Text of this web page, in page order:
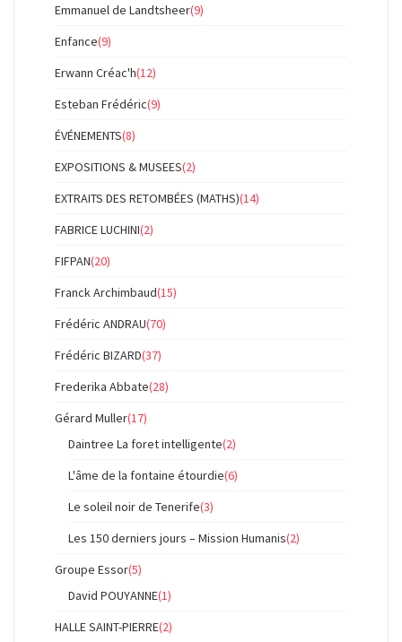
Emmanuel de Landtsheer(9)
Enfance(9)
Erwann Créac'h(12)
Esteban Frédéric(9)
ÉVÉNEMENTS(8)
EXPOSITIONS & MUSEES(2)
EXTRAITS DES RETOMBÉES (MATHS)(14)
FABRICE LUCHINI(2)
FIFPAN(20)
Franck Archimbaud(15)
Frédéric ANDRAU(70)
Frédéric BIZARD(37)
Frederika Abbate(28)
Gérard Muller(17)
Daintree La foret intelligente(2)
L'âme de la fontaine étourdie(6)
Le soleil noir de Tenerife(3)
Les 150 derniers jours – Mission Humanis(2)
Groupe Essor(5)
David POUYANNE(1)
HALLE SAINT-PIERRE(2)